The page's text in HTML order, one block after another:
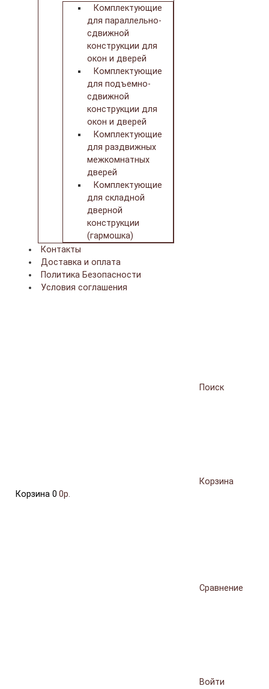
Комплектующие
для параллельно-
сдвижной
конструкции для
окон и дверей
Комплектующие
для подъемно-
сдвижной
конструкции для
окон и дверей
Комплектующие
для раздвижных
межкомнатных
дверей
Комплектующие
для складной
дверной
конструкции
(гармошка)
Контакты
Доставка и оплата
Политика Безопасности
Условия соглашения
Поиск
Корзина
Корзина 0 0р.
Сравнение
Войти